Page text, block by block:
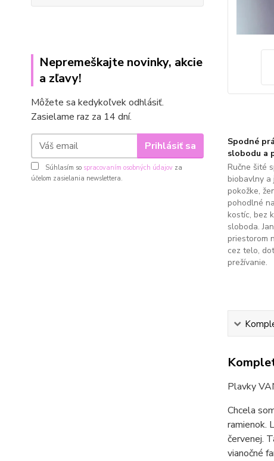
Nepremeškajte novinky, akcie
a zľavy!
Môžete sa kedykoľvek odhlásiť.
Zasielame raz za 14 dní.
Prihlásiť sa
Súhlasím so spracovaním osobných údajov za
účelom zasielania newslettera.
Spodné
slobodu a
Ručne šité
biobavlny a
pokožke,
pohodlné
kostíc, bez
sloboda.
priestorom
cez telo,
prežívanie.
Plavky
Chcela
ramienok.
červenej.
vianočné